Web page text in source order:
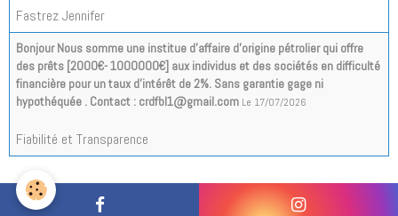
Fastrez Jennifer
Bonjour Nous somme une institue d’affaire d’origine pétrolier qui offre
des prêts [2000€- 1000000€] aux individus et des sociétés en difficulté
financière pour un taux d'intérêt de 2%. Sans garantie gage ni
hypothéquée . Contact : crdfbl1@gmail.com Le 17/07/2026
Fiabilité et Transparence
Tous les messages